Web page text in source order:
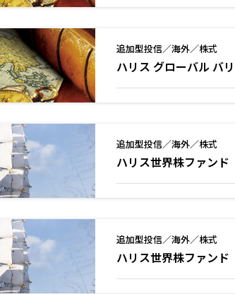
追加型投信／海外／株式
ハリス グローバル バ
追加型投信／海外／株式
ハリス世界株ファンド
追加型投信／海外／株式
ハリス世界株ファンド